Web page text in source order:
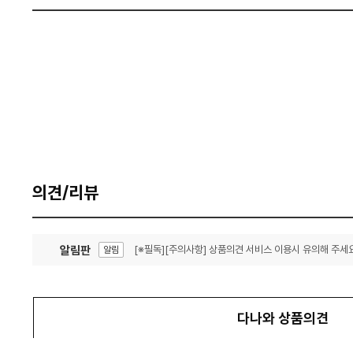
의견/리뷰
알림판 알림 [※필독][주의사항] 상품의견 서비스 이용시 유의해 주세
다나와 상품의견